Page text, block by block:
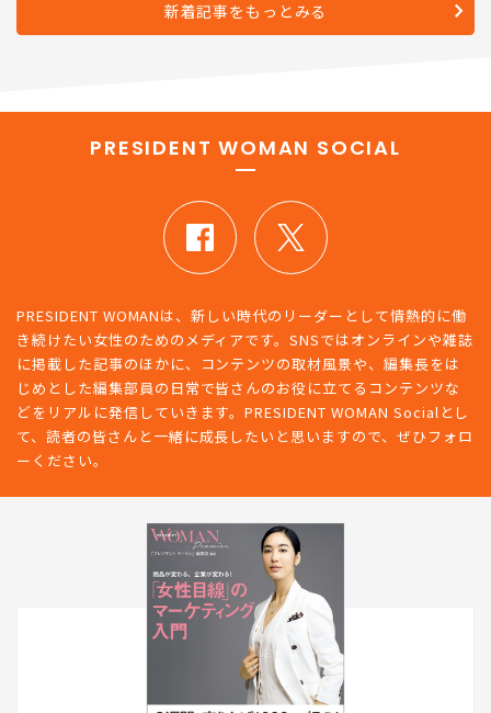
新着記事をもっとみる
PRESIDENT WOMAN SOCIAL
PRESIDENT WOMANは、新しい時代のリーダーとして情熱的に働
き続けたい女性のためのメディアです。SNSではオンラインや雑誌
に掲載した記事のほかに、コンテンツの取材風景や、編集長をは
じめとした編集部員の日常で皆さんのお役に立てるコンテンツな
どをリアルに発信していきます。PRESIDENT WOMAN Socialとし
て、読者の皆さんと一緒に成長したいと思いますので、ぜひフォロ
ーください。